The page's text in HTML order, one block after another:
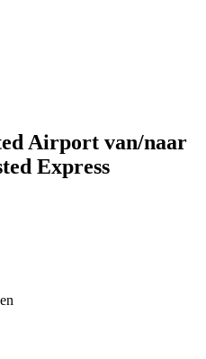
Airport van/naar
Express